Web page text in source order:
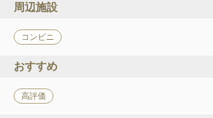
周辺施設
コンビニ
おすすめ
高評価